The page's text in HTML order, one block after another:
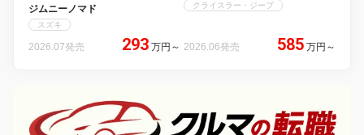
ジムニーノマド
スズキ
2026.07発売 293 万円 ～
クライスラー・ジープ
2026.06発売 585 万円 ～